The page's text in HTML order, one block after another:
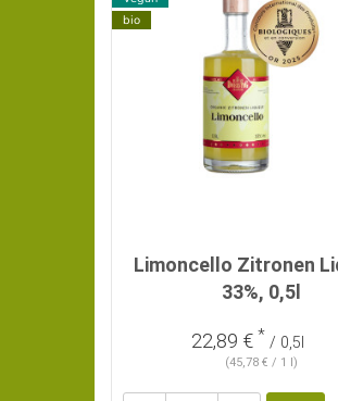
bio
Limoncello Zitronen
33%, 0,5l
22,89 € * / 0,5l
(45,78 € / 1 l)